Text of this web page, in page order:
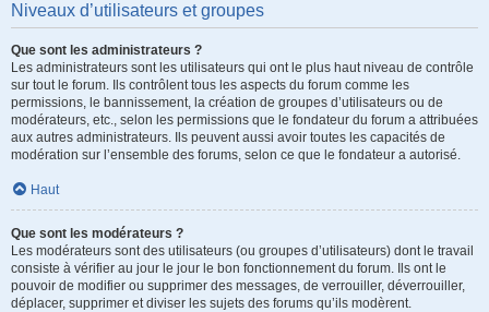
Niveaux d’utilisateurs et groupes
Que sont les administrateurs ?
Les administrateurs sont les utilisateurs qui ont le plus haut niveau de contrôle
sur tout le forum. Ils contrôlent tous les aspects du forum comme les
permissions, le bannissement, la création de groupes d’utilisateurs ou de
modérateurs, etc., selon les permissions que le fondateur du forum a attribuées
aux autres administrateurs. Ils peuvent aussi avoir toutes les capacités de
modération sur l’ensemble des forums, selon ce que le fondateur a autorisé.
Haut
Que sont les modérateurs ?
Les modérateurs sont des utilisateurs (ou groupes d’utilisateurs) dont le travail
consiste à vérifier au jour le jour le bon fonctionnement du forum. Ils ont le
pouvoir de modifier ou supprimer des messages, de verrouiller, déverrouiller,
déplacer, supprimer et diviser les sujets des forums qu’ils modèrent.